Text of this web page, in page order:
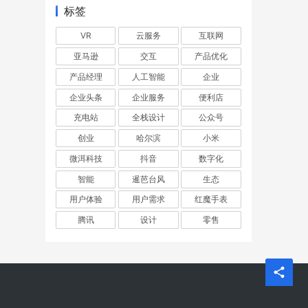
标签
VR 云服务
互联网
亚马逊
交互
产品优化
产品经理
人工智能
企业
企业头条
企业服务
便利店
充电站
全栈设计
公众号
创业
哈尔滨
小米
微洱科技
抖音
数字化
智能
暹芭台风
生态
用户体验
用户需求
红魔手表
腾讯
设计 零售